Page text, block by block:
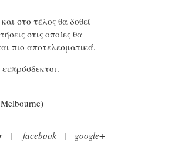
στο τέλος θα δοθεί
στις οποίες θα
πιο αποτελεσματικά.
ευπρόσδεκτοι.
| facebook | google+